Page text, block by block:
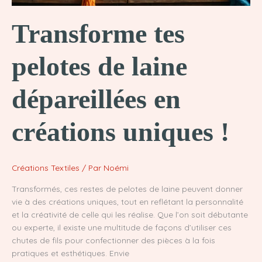
Transforme tes
pelotes de laine
dépareillées en
créations uniques !
Créations Textiles / Par Noémi
Transformés, ces restes de pelotes de laine peuvent donner
vie à des créations uniques, tout en reflétant la personnalité
et la créativité de celle qui les réalise. Que l’on soit débutante
ou experte, il existe une multitude de façons d’utiliser ces
chutes de fils pour confectionner des pièces à la fois
pratiques et esthétiques. Envie